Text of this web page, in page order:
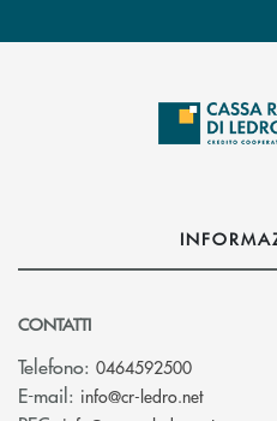
CONTATTI
Telefono: 0464592500
E-mail: info@cr-ledro.net(si apre